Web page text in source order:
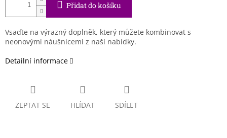
Přidat do košíku
Vsaďte na výrazný doplněk, který můžete kombinovat s
neonovými náušnicemi z naší nabídky.
Detailní informace
ZEPTAT SE HLÍDAT SDÍLET